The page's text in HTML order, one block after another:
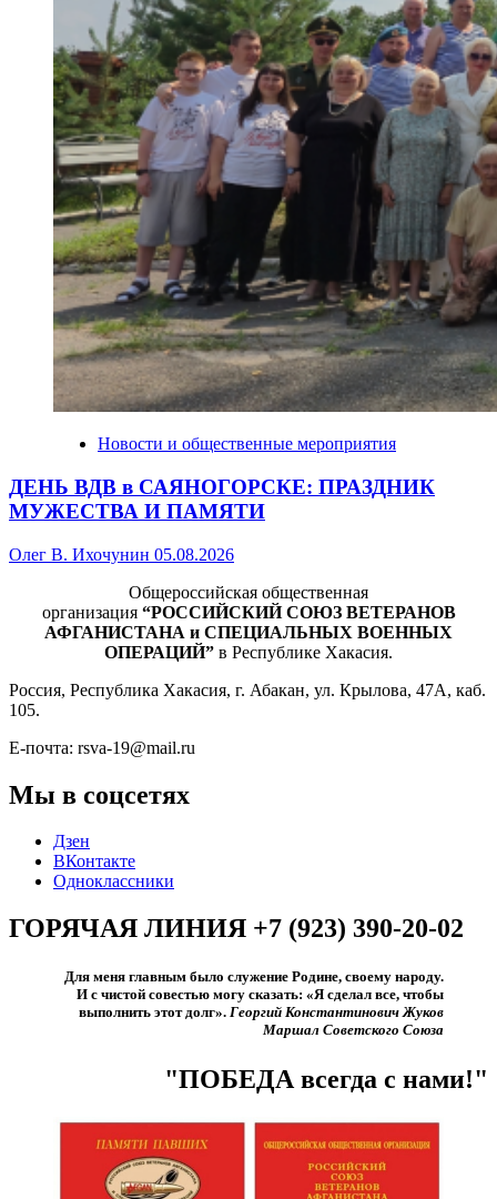
Новости и общественные мероприятия
ДЕНЬ ВДВ в САЯНОГОРСКЕ: ПРАЗДНИК
МУЖЕСТВА И ПАМЯТИ
Олег В. Ихочунин 05.08.2026
Общероссийская общественная
организация “РОССИЙСКИЙ СОЮЗ ВЕТЕРАНОВ
АФГАНИСТАНА и СПЕЦИАЛЬНЫХ ВОЕННЫХ
ОПЕРАЦИЙ” в Республике Хакасия.
Россия, Республика Хакасия, г. Абакан, ул. Крылова, 47А, каб.
105.
Е-почта: rsva-19@mail.ru
Мы в соцсетях
Дзен
ВКонтакте
Одноклассники
ГОРЯЧАЯ ЛИНИЯ +7 (923) 390-20-02
Для меня главным было служение Родине, своему народу.
И с чистой совестью могу сказать: «Я сделал все, чтобы
выполнить этот долг».​ Георгий Константинович Жуков
Маршал Советского Союза
"ПОБЕДА всегда с нами!"